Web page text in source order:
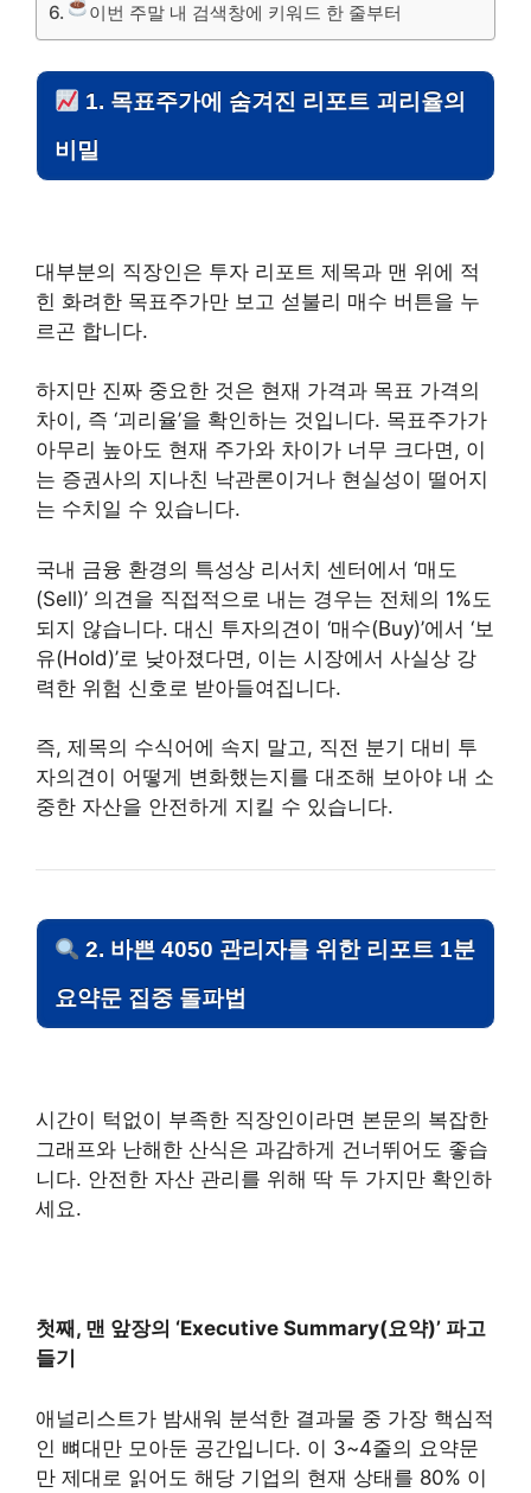
이번 주말 내 검색창에 키워드 한 줄부터
1. 목표주가에 숨겨진 리포트 괴리율의
비밀
대부분의 직장인은 투자 리포트 제목과 맨 위에 적
힌 화려한 목표주가만 보고 섣불리 매수 버튼을 누
르곤 합니다.
하지만 진짜 중요한 것은 현재 가격과 목표 가격의
차이, 즉 ‘괴리율’을 확인하는 것입니다. 목표주가가
아무리 높아도 현재 주가와 차이가 너무 크다면, 이
는 증권사의 지나친 낙관론이거나 현실성이 떨어지
는 수치일 수 있습니다.
국내 금융 환경의 특성상 리서치 센터에서 ‘매도
(Sell)’ 의견을 직접적으로 내는 경우는 전체의 1%도
되지 않습니다. 대신 투자의견이 ‘매수(Buy)’에서 ‘보
유(Hold)’로 낮아졌다면, 이는 시장에서 사실상 강
력한 위험 신호로 받아들여집니다.
즉, 제목의 수식어에 속지 말고, 직전 분기 대비 투
자의견이 어떻게 변화했는지를 대조해 보아야 내 소
중한 자산을 안전하게 지킬 수 있습니다.
2. 바쁜 4050 관리자를 위한 리포트 1분
요약문 집중 돌파법
시간이 턱없이 부족한 직장인이라면 본문의 복잡한
그래프와 난해한 산식은 과감하게 건너뛰어도 좋습
니다. 안전한 자산 관리를 위해 딱 두 가지만 확인하
세요.
첫째, 맨 앞장의 ‘Executive Summary(요약)’ 파고
들기
애널리스트가 밤새워 분석한 결과물 중 가장 핵심적
인 뼈대만 모아둔 공간입니다. 이 3~4줄의 요약문
만 제대로 읽어도 해당 기업의 현재 상태를 80% 이